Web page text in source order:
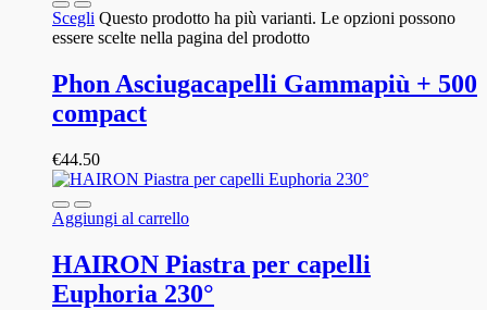
Scegli Questo prodotto ha più varianti. Le opzioni possono
essere scelte nella pagina del prodotto
Phon Asciugacapelli Gammapiù + 500
compact
€44.50
Aggiungi al carrello
HAIRON Piastra per capelli
Euphoria 230°